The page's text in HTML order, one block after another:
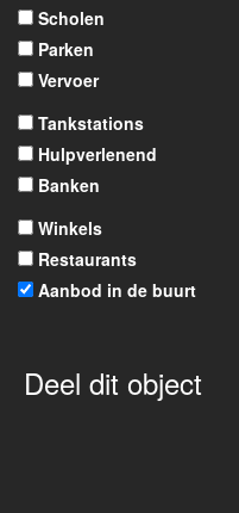
Scholen
Parken
Vervoer
Tankstations
Hulpverlenend
Banken
Winkels
Restaurants
Aanbod in de buurt
Deel dit object